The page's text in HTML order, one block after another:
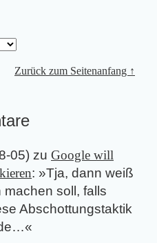
Zurück zum Seitenanfang ↑
05) zu Google will
: »Tja, dann weiß
machen soll, falls
Abschottungstaktik
«